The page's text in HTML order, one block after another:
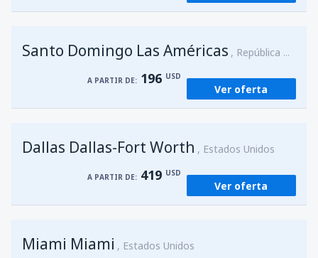
Santo Domingo Las Américas República Dominicana
A PARTIR DE: 196 USD
Ver oferta
Dallas Dallas-Fort Worth Estados Unidos
A PARTIR DE: 419 USD
Ver oferta
Miami Miami Estados Unidos